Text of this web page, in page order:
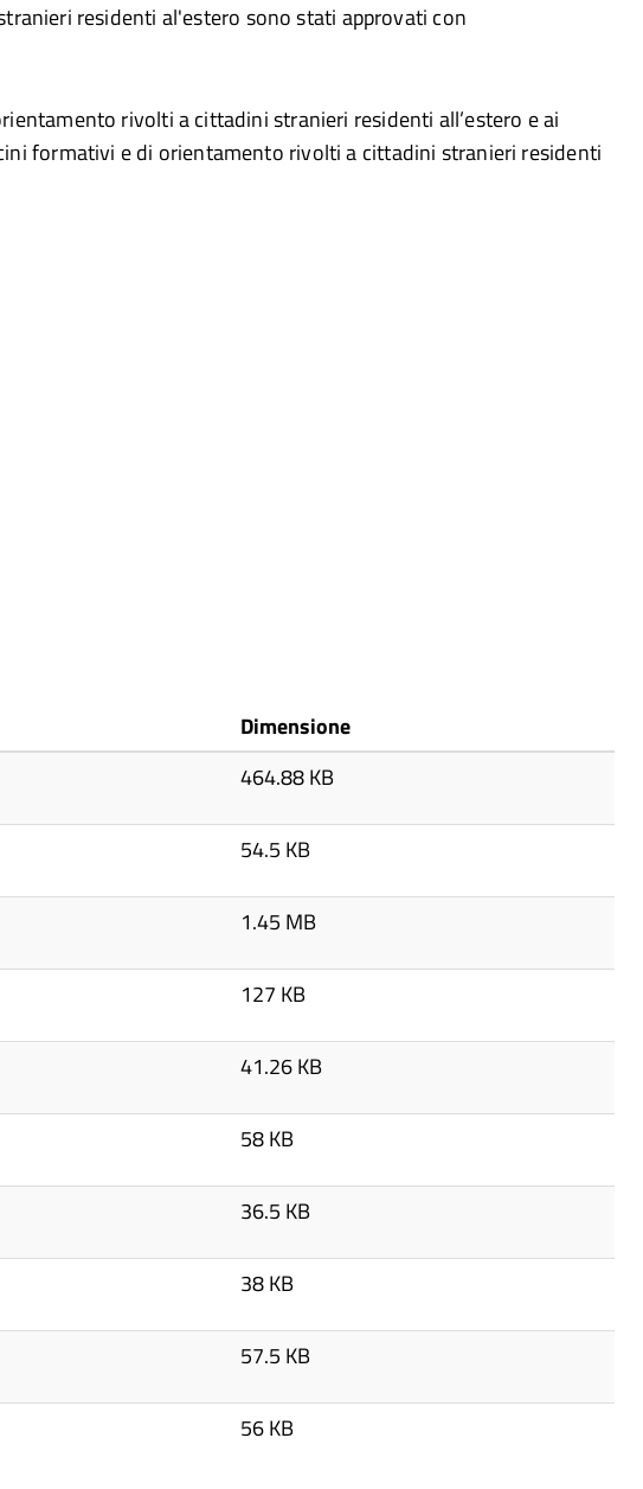
residenti al'estero sono stati approvati con
rivolti a cittadini stranieri residenti all’estero e ai
formativi e di orientamento rivolti a cittadini stranieri residenti
Dimensione
464.88 KB
54.5 KB
1.45 MB
127 KB
41.26 KB
58 KB
36.5 KB
38 KB
57.5 KB
56 KB